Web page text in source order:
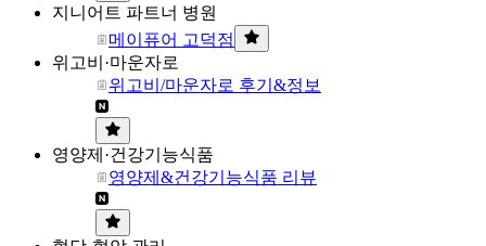
지니어트 파트너 병원
메이퓨어 고덕점
위고비·마운자로
위고비/마운자로 후기&정보
영양제·건강기능식품
영양제&건강기능식품 리뷰